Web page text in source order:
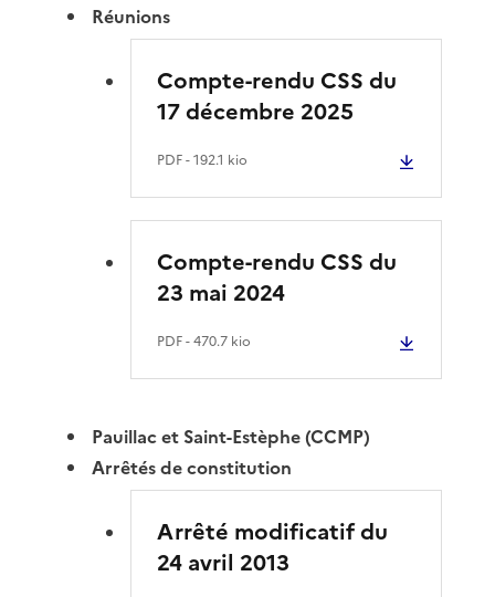
Réunions
Compte-rendu CSS du
17 décembre 2025
PDF- 192.1 kio
Compte-rendu CSS du
23 mai 2024
PDF- 470.7 kio
Pauillac et Saint-Estèphe (CCMP)
Arrêtés de constitution
Arrêté modificatif du
24 avril 2013